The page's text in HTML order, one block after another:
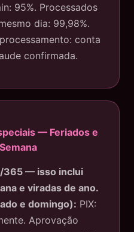
95%. Processados
dia: 99,98%.
conta
confirmada.
— Feriados e
365 — isso inclui
e viradas de ano.
e domingo): PIX:
Aprovação